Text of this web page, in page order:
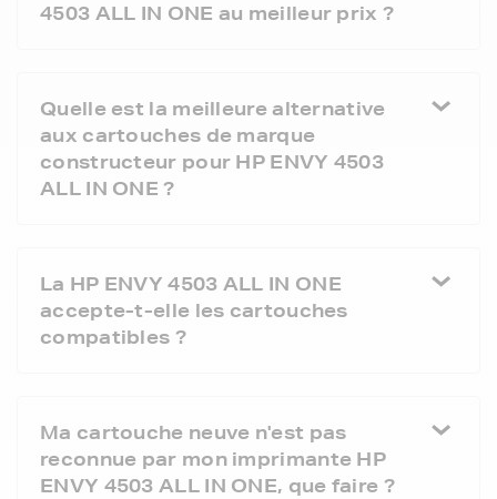
4503 ALL IN ONE au meilleur prix ?
Quelle est la meilleure alternative
aux cartouches de marque
constructeur pour HP ENVY 4503
ALL IN ONE ?
La HP ENVY 4503 ALL IN ONE
accepte-t-elle les cartouches
compatibles ?
Ma cartouche neuve n'est pas
reconnue par mon imprimante HP
ENVY 4503 ALL IN ONE, que faire ?